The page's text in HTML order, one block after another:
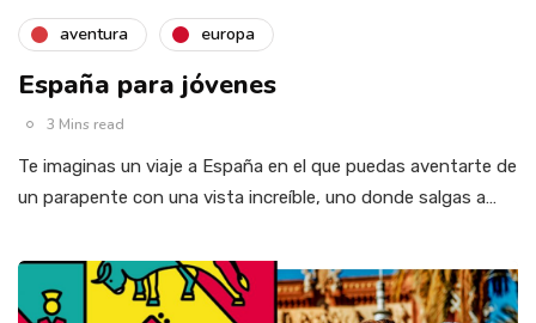
aventura europa
España para jóvenes
3 Mins read
Te imaginas un viaje a España en el que puedas aventarte de
un parapente con una vista increíble, uno donde salgas a…